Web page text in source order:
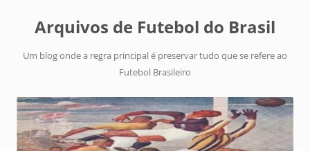
Arquivos de Futebol do Brasil
Um blog onde a regra principal é preservar tudo que se refere ao
Futebol Brasileiro